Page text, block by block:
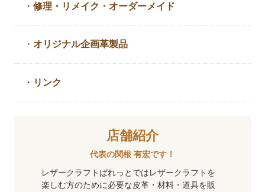
・修理・リメイク・ オーダーメイド
・ オリジナル企画革製品
・ リンク
店舗紹介
代表の関根 有宏です！
レザークラフトぱれっとではレザークラフトを
楽しむ方のために必要な皮革・材料・道具を販